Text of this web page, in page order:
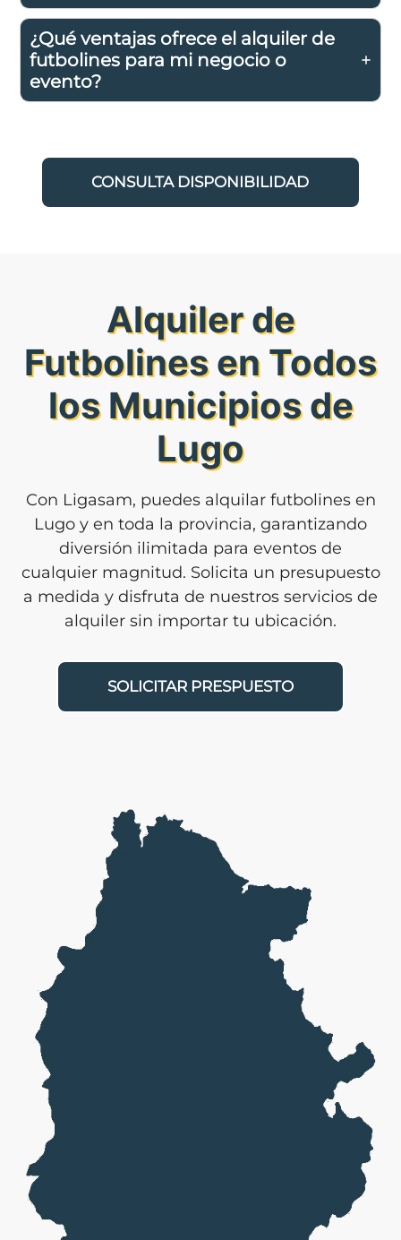
¿Qué ventajas ofrece el alquiler de
futbolines para mi negocio o
evento?
CONSULTA DISPONIBILIDAD
Alquiler de
Futbolines en Todos
los Municipios de
Lugo
Con Ligasam, puedes alquilar futbolines en
Lugo y en toda la provincia, garantizando
diversión ilimitada para eventos de
cualquier magnitud. Solicita un presupuesto
a medida y disfruta de nuestros servicios de
alquiler sin importar tu ubicación.
SOLICITAR PRESPUESTO